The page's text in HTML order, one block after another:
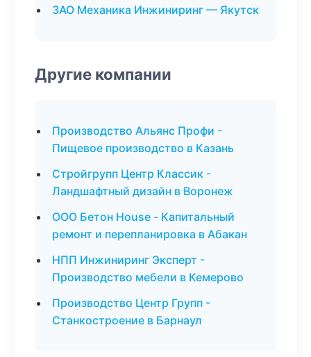
ЗАО Механика Инжиниринг — Якутск
Другие компании
Производство Альянс Профи -
Пищевое производство в Казань
Стройгрупп Центр Классик -
Ландшафтный дизайн в Воронеж
ООО Бетон House - Капитальный
ремонт и перепланировка в Абакан
НПП Инжиниринг Эксперт -
Производство мебели в Кемерово
Производство Центр Групп -
Станкостроение в Барнаул